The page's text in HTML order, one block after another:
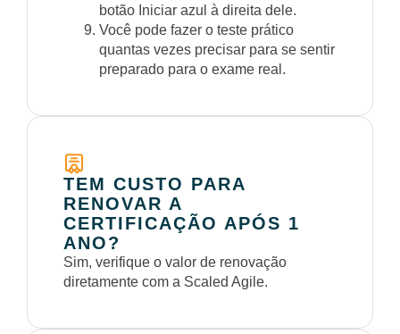
botão Iniciar azul à direita dele.
Você pode fazer o teste prático
quantas vezes precisar para se sentir
preparado para o exame real.
TEM CUSTO PARA
RENOVAR A
CERTIFICAÇÃO APÓS 1
ANO?
Sim, verifique o valor de renovação
diretamente com a Scaled Agile.